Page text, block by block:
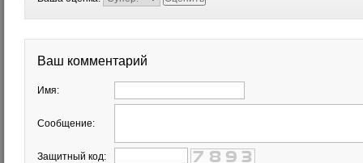
Ваш комментарий
Имя:
Сообщение:
Защитный код: